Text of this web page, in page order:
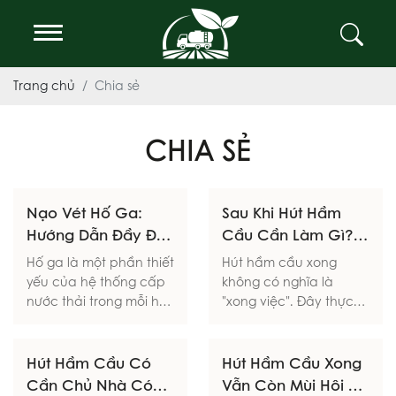
Trang chủ Chia sẻ
CHIA SẺ
22 Jul, 2026
Nạo Vét Hố Ga:
Hướng Dẫn Đầy Đủ
Và Tầm Quan Trọng
Hố ga là một phần thiết
yếu của hệ thống cấp
nước thải trong mỗi hộ
nhiều người chưa hiểu
rõ hố ga là gì, tại sao
29 Jun, 2026
Sau Khi Hút Hầm
Cầu Cần Làm Gì?
— 7 Bước Chăm
Sóc Để Hầm Bền
Lâu Gấp Đôi
Hút hầm cầu xong
không có nghĩa là
"xong việc". Đây thực
sóc và kéo dài tuổi thọ
của toàn bộ hệ thống
29 Jun, 2026
Hút Hầm Cầu Có
Cần Chủ Nhà Có
29 Jun, 2026
Hút Hầm Cầu Xong
Vẫn Còn Mùi Hôi —